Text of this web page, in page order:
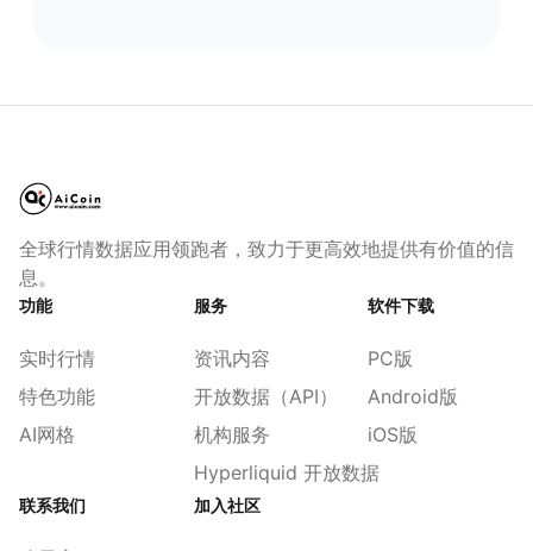
全球行情数据应用领跑者，致力于更高效地提供有价值的信
息。
功能
实时行情
特色功能
AI网格
服务
资讯内容
开放数据（API）
机构服务
Hyperliquid 开放数据
软件下载
PC版
Android版
iOS版
联系我们 加入社区